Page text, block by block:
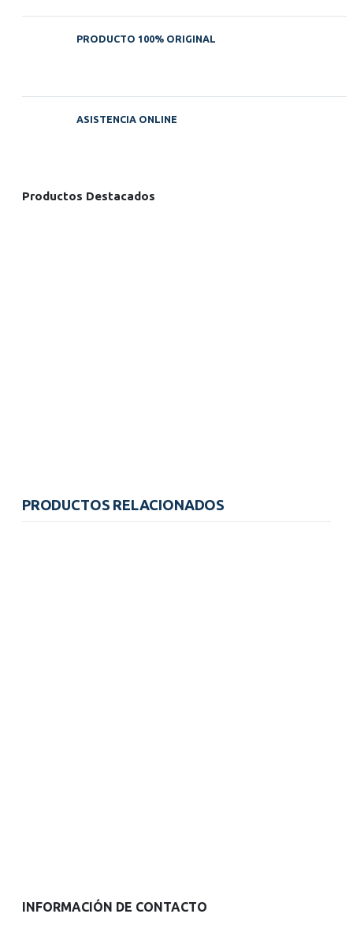
PRODUCTO 100% ORIGINAL
ASISTENCIA ONLINE
Productos Destacados
PRODUCTOS RELACIONADOS
INFORMACIÓN DE CONTACTO